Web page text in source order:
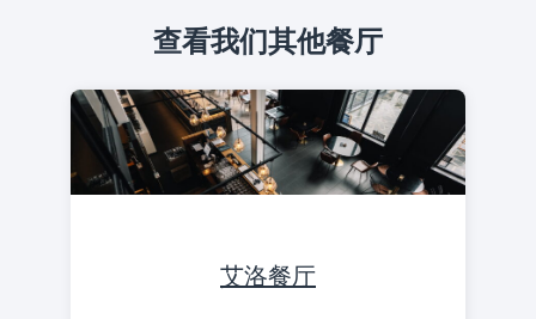
查看我们其他餐厅
艾洛餐厅